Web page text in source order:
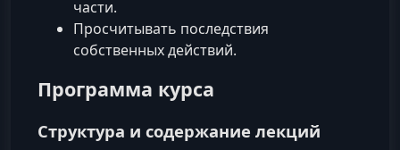
части.
Просчитывать последствия
собственных действий.
Программа курса
Структура и содержание лекций